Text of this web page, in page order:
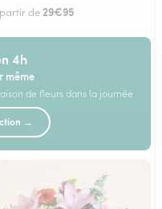
de29€95
4h
même
de fleurs dans la journée
→